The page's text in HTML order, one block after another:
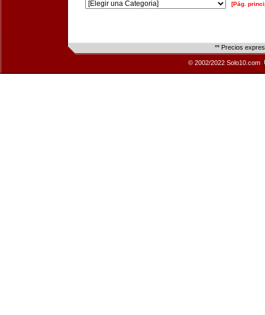
[Pág.
** Precios
© 2002/2022 Solo10.com